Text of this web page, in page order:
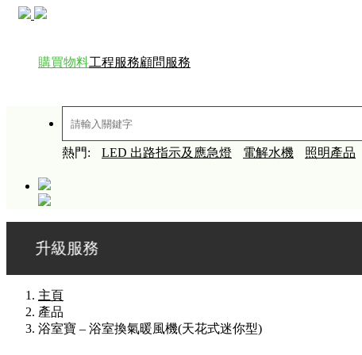
購買物料工程服務顧問服務
熱門: LED 出路指示及應急燈 電解水機 照明產品
務
主頁
產品
浴室寶 – 浴室換氣暖風機(天花式迷你型)